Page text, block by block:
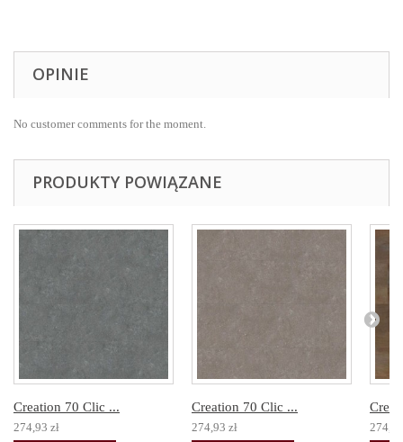
OPINIE
No customer comments for the moment.
PRODUKTY POWIĄZANE
Creation 70 Clic ...
274,93 zł
Creation 70 Clic ...
274,93 zł